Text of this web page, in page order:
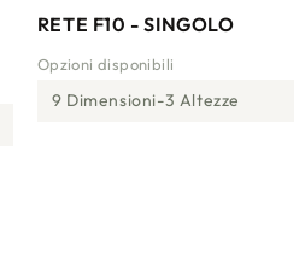
RETE F10 - SINGOLO
Opzioni disponibili
9 Dimensioni 3 Altezze